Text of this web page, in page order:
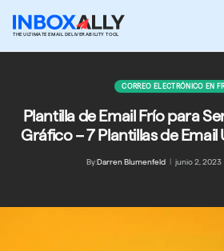
THE ULTIMATE EMAIL DELIVERABILITY TOOL
CORREO ELECTRÓNICO EN
Plantilla de Email Frío para
Gráfico – 7 Plantillas de Email
By:Darren Blumenfeld junio 2, 2023